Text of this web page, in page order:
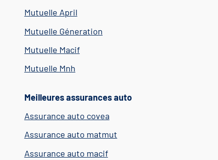
Mutuelle April
Mutuelle Géneration
Mutuelle Macif
Mutuelle Mnh
Meilleures assurances auto
Assurance auto covea
Assurance auto matmut
Assurance auto macif